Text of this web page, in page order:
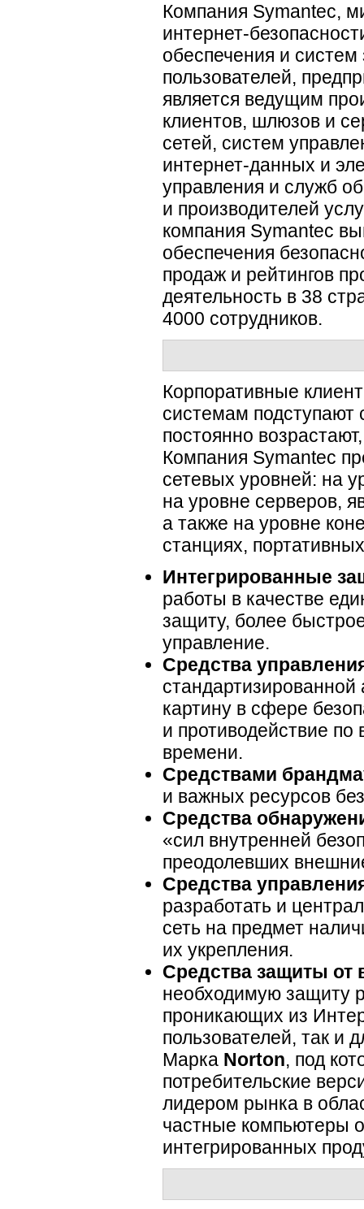
Компания Symantec,
интернет-
обеспечения и
пользователей,
является ведущим
клиентов, шлюзов и
сетей, систем
интернет-данных и
управления и служб
и производителей
компания Symantec
обеспечения
продаж и рейтингов
деятельность в 38
4000 сотрудников.
Корпоративные
системам подступают
постоянно
Компания Symantec
сетевых уровней: на
на уровне серверов,
а также на уровне
станциях,
Интегрированные
работы в качестве
защиту, более
управление.
Средства
стандартизированной
картину в сфере
и противодействие
времени.
Средствами
и важных ресурсов
Средства
«сил внутренней
преодолевших
Средства
разработать и
сеть на предмет
их укрепления.
Средства защиты от
необходимую защиту
проникающих из
пользователей, так и
Марка Norton, под
потребительские
лидером рынка в
частные компьютеры
интегрированных